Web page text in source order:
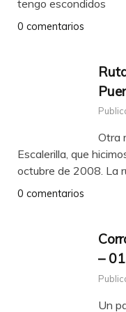
tengo escondidos
0 comentarios
Otra
Escalerilla, que
octubre de 2008. La
0 comentarios
–
Un